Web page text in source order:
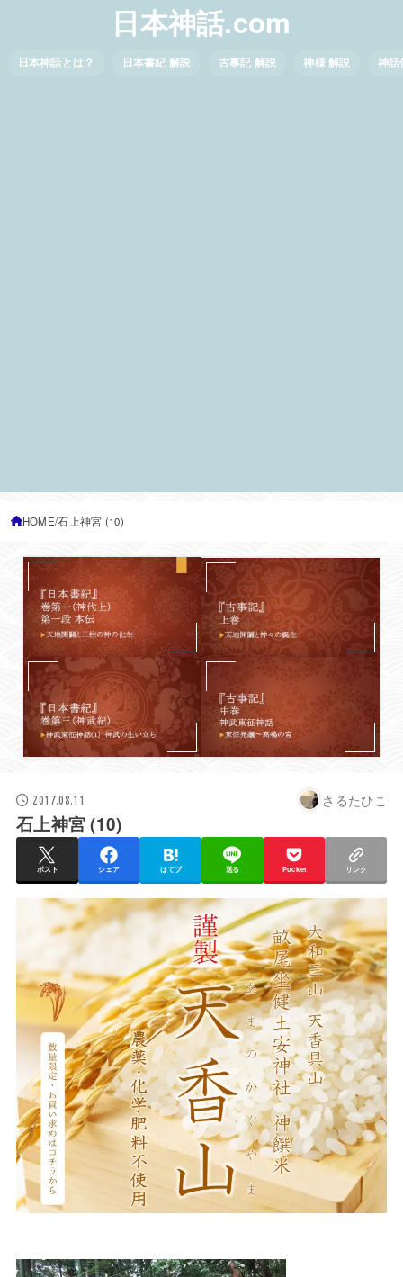
日本神話.com
日本神話とは？ 日本書紀 解説 古事記 解説 神様 解説 神話
HOME 石上神宮 (10)
2017.08.11 さるたひこ
石上神宮 (10)
ポスト シェア はてブ 送る Pocket リンク